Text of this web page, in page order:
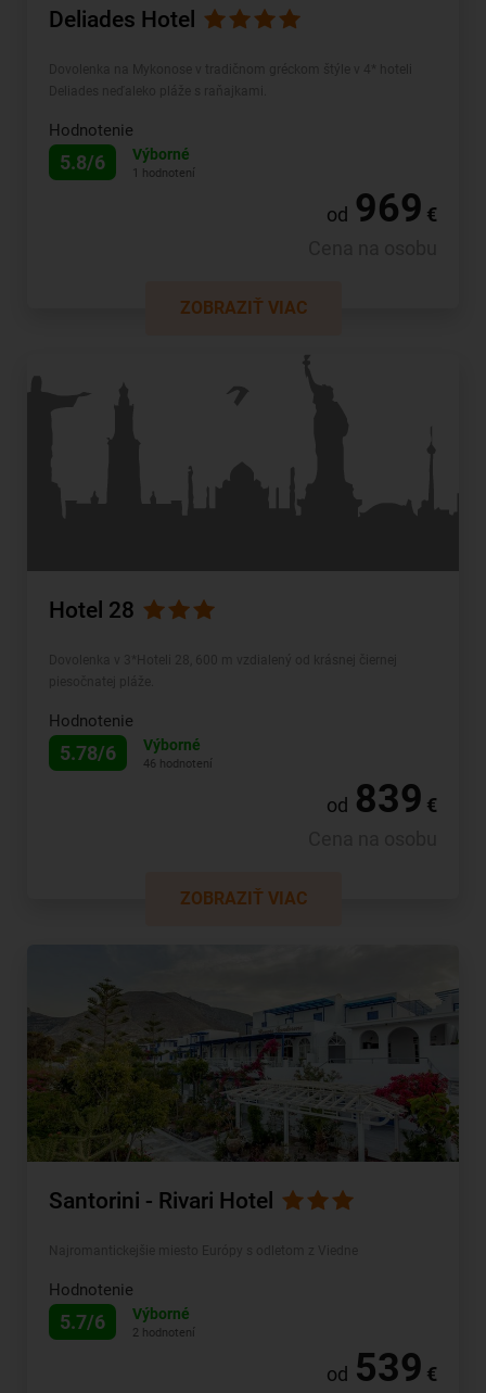
Deliades Hotel
Hodnotenie
5.8/6 Výborné
1 hodnotení
od 969 €
ZOBRAZIŤ VIAC
Hotel 28
Hodnotenie
5.78/6 Výborné
46 hodnotení
od 839 €
ZOBRAZIŤ VIAC
Santorini - Rivari Hotel
Hodnotenie
5.7/6 Výborné
2 hodnotení
od 539 €